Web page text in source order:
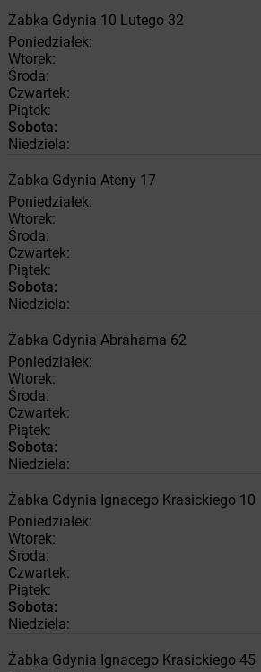
Żabka Gdynia 10 Lutego 32
Poniedziałek:
Wtorek:
Środa:
Czwartek:
Piątek:
Sobota:
Niedziela:
Żabka Gdynia Ateny 17
Poniedziałek:
Wtorek:
Środa:
Czwartek:
Piątek:
Sobota:
Niedziela:
Żabka Gdynia Abrahama 62
Poniedziałek:
Wtorek:
Środa:
Czwartek:
Piątek:
Sobota:
Niedziela:
Żabka Gdynia Ignacego Krasickiego 10
Poniedziałek:
Wtorek:
Środa:
Czwartek:
Piątek:
Sobota:
Niedziela:
Żabka Gdynia Ignacego Krasickiego 45